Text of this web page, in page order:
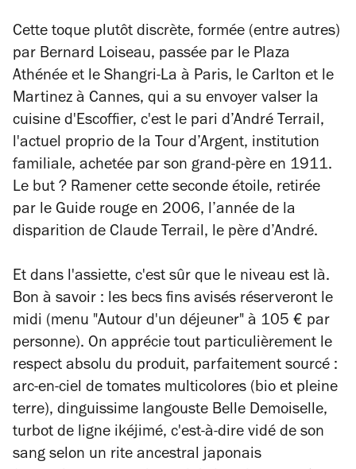
Cette toque plutôt discrète, formée (entre autres)
par Bernard Loiseau, passée par le Plaza
Athénée et le Shangri-La à Paris, le Carlton et le
Martinez à Cannes, qui a su envoyer valser la
cuisine d'Escoffier, c'est le pari d’André Terrail,
l'actuel proprio de la Tour d’Argent, institution
familiale, achetée par son grand-père en 1911.
Le but ? Ramener cette seconde étoile, retirée
par le Guide rouge en 2006, l’année de la
disparition de Claude Terrail, le père d’André.
Et dans l'assiette, c'est sûr que le niveau est là.
Bon à savoir : les becs fins avisés réserveront le
midi (menu "Autour d'un déjeuner" à 105 € par
personne). On apprécie tout particulièrement le
respect absolu du produit, parfaitement sourcé :
arc-en-ciel de tomates multicolores (bio et pleine
terre), dinguissime langouste Belle Demoiselle,
turbot de ligne ikéjimé, c'est-à-dire vidé de son
sang selon un rite ancestral japonais